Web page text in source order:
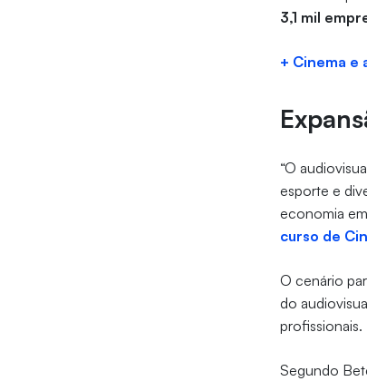
3,1 mil
+ Cinema e
“O
esporte e
economia
curso de
O cenário
do
profissionais.
Segundo